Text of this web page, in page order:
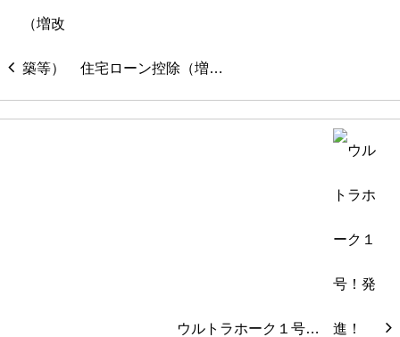
住宅ローン控除（増…
ウルトラホーク１号…